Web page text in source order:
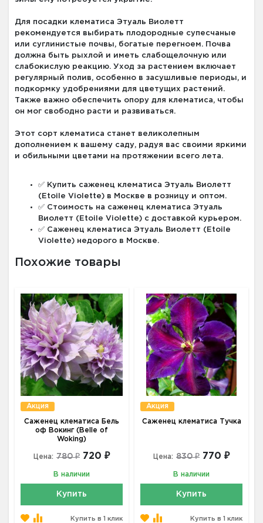
Для посадки клематиса Этуаль Виолетт
рекомендуется выбирать плодородные супесчаные
или суглинистые почвы, богатые перегноем. Почва
должна быть рыхлой и иметь слабощелочную или
слабокислую реакцию. Уход за растением включает
регулярный полив, особенно в засушливые периоды, и
подкормку удобрениями для цветущих растений.
Также важно обеспечить опору для клематиса, чтобы
он мог свободно расти и развиваться.
Этот сорт клематиса станет великолепным
дополнением к вашему саду, радуя вас своими яркими
и обильными цветами на протяжении всего лета.
✅ Купить саженец клематиса Этуаль Виолетт
(Etoile Violette) в Москве в розницу и оптом.
✅ Стоимость на саженец клематиса Этуаль
Виолетт (Etoile Violette) с доставкой курьером.
✅ Саженец клематиса Этуаль Виолетт (Etoile
Violette) недорого в Москве.
Похожие товары
Акция
Саженец клематиса Бель
оф Вокинг (Belle of
Woking)
Цена: 780 ₽ 720 ₽
В наличии
Купить
Купить в 1 клик
Акция
Саженец клематиса Тучка
Цена: 830 ₽ 770 ₽
В наличии
Купить
Купить в 1 клик